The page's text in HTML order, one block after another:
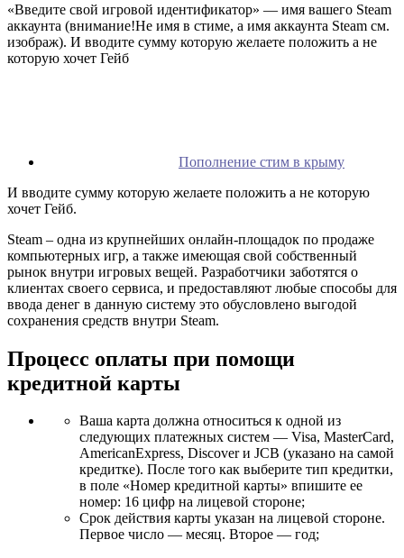
«Введите свой игровой идентификатор» — имя вашего Steam
аккаунта (внимание!Не имя в стиме, а имя аккаунта Steam см.
изображ). И вводите сумму которую желаете положить а не
которую хочет Гейб
Пополнение стим в крыму
И вводите сумму которую желаете положить а не которую
хочет Гейб.
Steam – одна из крупнейших онлайн-площадок по продаже
компьютерных игр, а также имеющая свой собственный
рынок внутри игровых вещей. Разработчики заботятся о
клиентах своего сервиса, и предоставляют любые способы для
ввода денег в данную систему это обусловлено выгодой
сохранения средств внутри Steam.
Процесс оплаты при помощи
кредитной карты
Ваша карта должна относиться к одной из
следующих платежных систем — Visa, MasterCard,
AmericanExpress, Discover и JCB (указано на самой
кредитке). После того как выберите тип кредитки,
в поле «Номер кредитной карты» впишите ее
номер: 16 цифр на лицевой стороне;
Срок действия карты указан на лицевой стороне.
Первое число — месяц. Второе — год;